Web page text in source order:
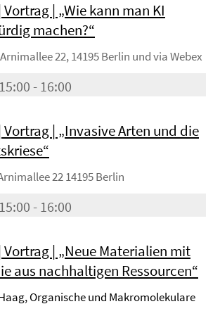
| „Wie kann man KI
machen?“
22, 14195 Berlin und via Webex
- 16:00
| „Invasive Arten und die
22 14195 Berlin
- 16:00
| „Neue Materialien mit
aus nachhaltigen Ressourcen“
Organische und Makromolekulare